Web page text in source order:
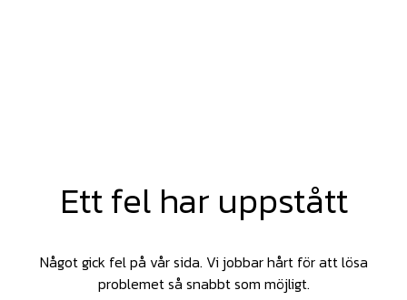
Ett fel har uppstått
Något gick fel på vår sida. Vi jobbar hårt för att lösa
problemet så snabbt som möjligt.